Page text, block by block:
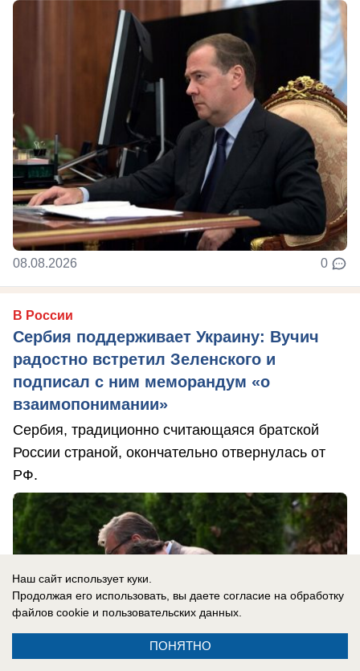
08.08.2026 0
В России
Сербия поддерживает Украину: Вучич
радостно встретил Зеленского и
подписал с ним меморандум «о
взаимопонимании»
Сербия, традиционно считающаяся братской
России страной, окончательно отвернулась от
РФ.
Наш сайт использует куки.
Продолжая его использовать, вы даете согласие на обработку
файлов cookie и пользовательских данных.
ПОНЯТНО